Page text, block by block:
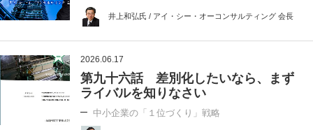
井上和弘氏 / アイ・シー・オーコンサルティング 会長
2026.06.17
第九十六話 差別化したいなら、まず
ライバルを知りなさい
中小企業の「１位づくり」戦略